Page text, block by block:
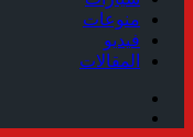
منوعات
فيديو
المقالات